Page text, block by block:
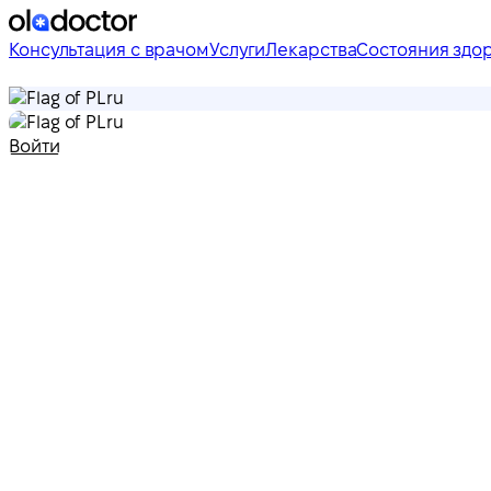
Консультация с врачомУслугиЛекарстваСостояния
ru
ru
Войти